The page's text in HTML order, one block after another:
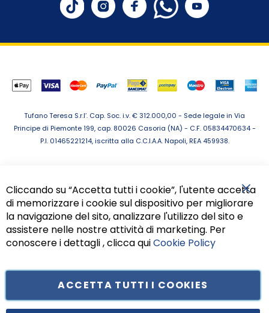
Tufano Teresa S.r.l’. Cap. Soc. i.v. € 312.000,00 - Sede legale in Via
Principe di Piemonte 199, cap. 80026 Casoria (NA) - C.F. 05834470634 -
P.I. 01465221214, iscritta alla C.C.I.A.A. Napoli, REA 459938.
Cliccando su “Accetta tutti i cookie”, l'utente accetta
di memorizzare i cookie sul dispositivo per migliorare
la navigazione del sito, analizzare l'utilizzo del sito e
assistere nelle nostre attività di marketing. Per
conoscere i dettagli , clicca quiCookie Policy
ACCETTA TUTTI I COOKIES